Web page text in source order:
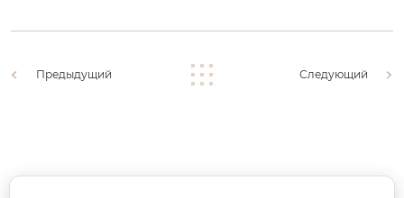
Предыдущий Следующий